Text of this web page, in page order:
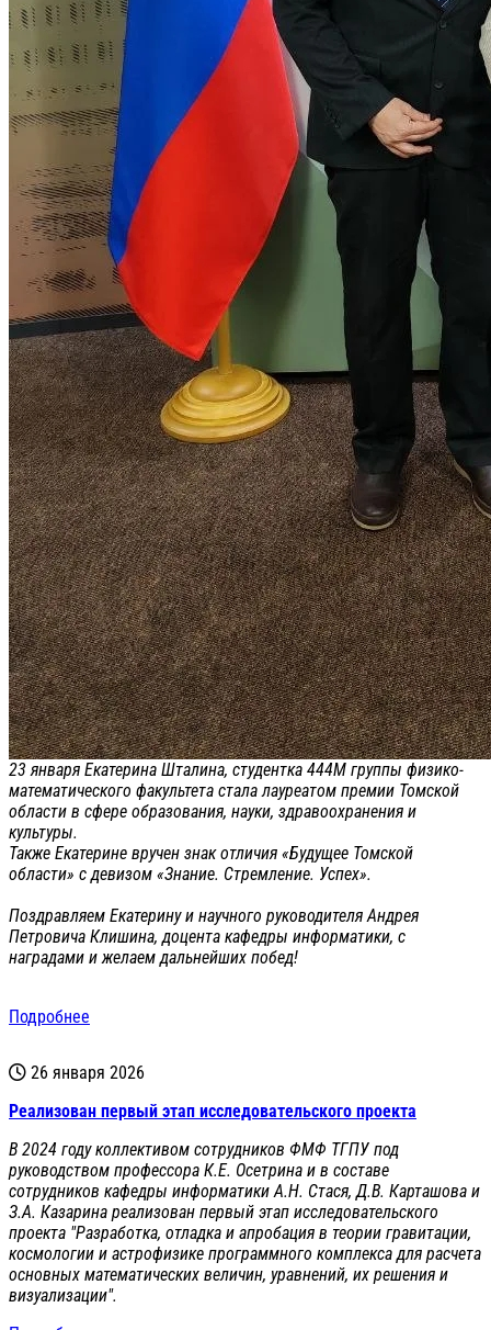
23 января Екатерина Шталина, студентка 444М группы физико-
математического факультета стала лауреатом премии Томской
области в сфере образования, науки, здравоохранения и
культуры.
Также Екатерине вручен знак отличия «Будущее Томской
области» с девизом «Знание. Стремление. Успех».
Поздравляем Екатерину и научного руководителя Андрея
Петровича Клишина, доцента кафедры информатики, с
наградами и желаем дальнейших побед!
Подробнее
26 января 2026
Реализован первый этап исследовательского проекта
В 2024 году коллективом сотрудников ФМФ ТГПУ под
руководством профессора К.Е. Осетрина и в составе
сотрудников кафедры информатики А.Н. Стася, Д.В. Карташова и
З.А. Казарина реализован первый этап исследовательского
проекта "Разработка, отладка и апробация в теории гравитации,
космологии и астрофизике программного комплекса для расчета
основных математических величин, уравнений, их решения и
визуализации".